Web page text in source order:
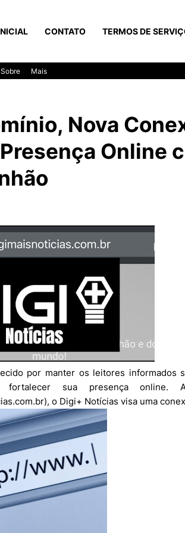
CONTATO TERMOS DE
Sobre Mais
Nova
Online
por manter os leitores informados
fortalecer sua presença online.
o Digi+ Notícias visa uma